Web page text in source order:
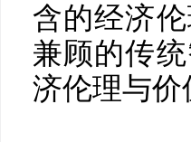
含的经济
兼顾的传
济伦理与价